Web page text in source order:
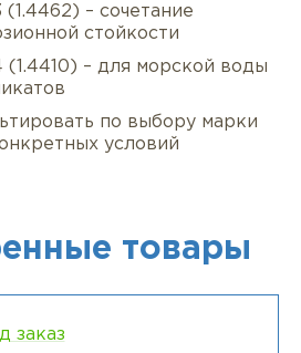
– сочетание
стойкости
(1.4410) – для морской воды
по выбору марки
условий
товары
заказ